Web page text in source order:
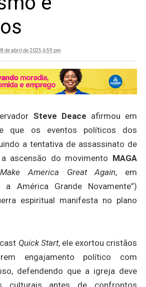
de abril de 2025 6:59 pm
Steve Deace afirmou em
que os eventos políticos dos
a tentativa de assassinato de
ascensão do movimento MAGA
Make America Great Again, em
a América Grande Novamente”)
espiritual manifesta no plano
Quick Start, ele exortou cristãos
engajamento político com
defendendo que a igreja deve